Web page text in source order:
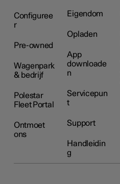
Configuree
r
Pre-owned
Wagenpark
& bedrijf
Polestar
Fleet Portal
Ontmoet
ons
Eigendom
Opladen
App
downloade
n
Servicepun
t
Support
Handleidin
g